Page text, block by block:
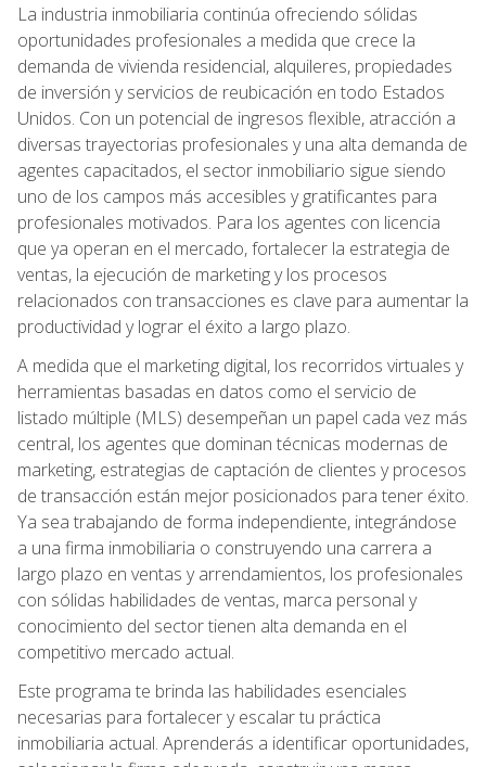
La industria inmobiliaria continúa ofreciendo sólidas
oportunidades profesionales a medida que crece la
demanda de vivienda residencial, alquileres, propiedades
de inversión y servicios de reubicación en todo Estados
Unidos. Con un potencial de ingresos flexible, atracción a
diversas trayectorias profesionales y una alta demanda de
agentes capacitados, el sector inmobiliario sigue siendo
uno de los campos más accesibles y gratificantes para
profesionales motivados. Para los agentes con licencia
que ya operan en el mercado, fortalecer la estrategia de
ventas, la ejecución de marketing y los procesos
relacionados con transacciones es clave para aumentar la
productividad y lograr el éxito a largo plazo.
A medida que el marketing digital, los recorridos virtuales y
herramientas basadas en datos como el servicio de
listado múltiple (MLS) desempeñan un papel cada vez más
central, los agentes que dominan técnicas modernas de
marketing, estrategias de captación de clientes y procesos
de transacción están mejor posicionados para tener éxito.
Ya sea trabajando de forma independiente, integrándose
a una firma inmobiliaria o construyendo una carrera a
largo plazo en ventas y arrendamientos, los profesionales
con sólidas habilidades de ventas, marca personal y
conocimiento del sector tienen alta demanda en el
competitivo mercado actual.
Este programa te brinda las habilidades esenciales
necesarias para fortalecer y escalar tu práctica
inmobiliaria actual. Aprenderás a identificar oportunidades,